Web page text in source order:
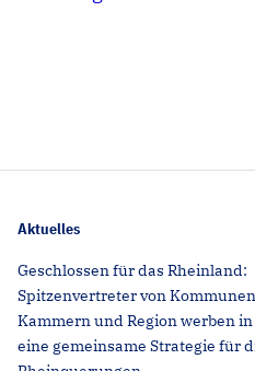
Aktuelles
Geschlossen für das Rheinland:
Spitzenvertreter von
Kammern und Region werben
eine gemeinsame Strategie für